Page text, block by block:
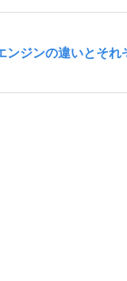
ンジンの違いとそ